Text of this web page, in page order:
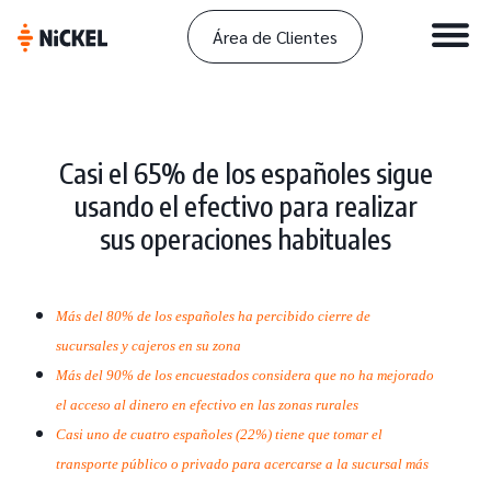
Área de Clientes
Casi el 65% de los españoles sigue
usando el efectivo para realizar
sus operaciones habituales
Más del 80% de los españoles ha percibido cierre de
sucursales y cajeros en su zona
Más del 90% de los encuestados considera que no ha mejorado
el acceso al dinero en efectivo en las zonas rurales
Casi uno de cuatro españoles (22%) tiene que tomar el
transporte público o privado para acercarse a la sucursal más